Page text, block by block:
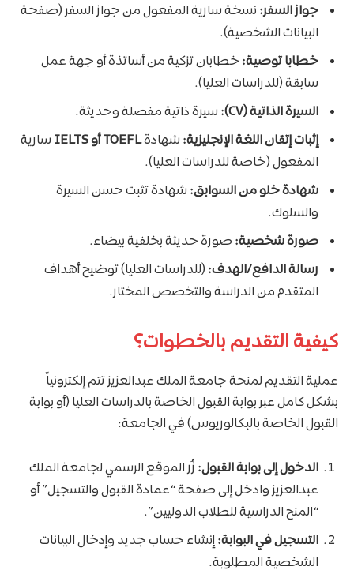
جواز السفر: نسخة سارية المفعول من جواز السفر (صفحة
البيانات الشخصية).
خطابا توصية: خطابان تزكية من أساتذة أو جهة عمل
سابقة (للدراسات العليا).
السيرة الذاتية (CV):
سيرة ذاتية مفصلة وحديثة.
إثبات إتقان اللغة الإنجليزية: شهادةTOEFL أو IELTS
سارية
المفعول (خاصة للدراسات العليا).
شهادة خلو من السوابق: شهادة تثبت حسن السيرة
والسلوك.
صورة شخصية: صورة حديثة بخلفية بيضاء.
رسالة الدافع/الهدف: (للدراسات العليا) توضيح أهداف
المتقدم من الدراسة والتخصص المختار.
كيفية التقديم بالخطوات؟
عملية التقديم لمنحة جامعة الملك عبدالعزيز تتم إلكترونياً
بشكل كامل عبر بوابة القبول الخاصة بالدراسات العليا (أو بوابة
القبول الخاصة بالبكالوريوس) في الجامعة:
الدخول إلى بوابة القبول: زُر الموقع الرسمي لجامعة الملك
عبدالعزيز وادخل إلى صفحة “عمادة القبول والتسجيل” أو
“المنح الدراسية للطلاب الدوليين”.
التسجيل في البوابة:إنشاء حساب جديد وإدخال البيانات
الشخصية المطلوبة.